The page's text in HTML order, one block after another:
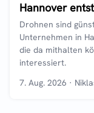
Hannover
Drohnen sind
Unternehmen in
die da mithalten
interessiert.
7. Aug. 2026 ·